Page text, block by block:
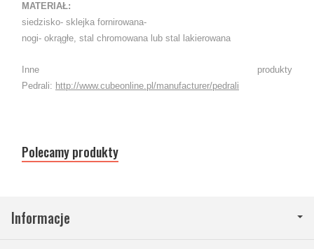
MATERIAŁ:
siedzisko- sklejka fornirowana-
nogi- okrągłe, stal chromowana lub stal lakierowana
Inne produkty
Pedrali: http://www.cubeonline.pl/manufacturer/pedrali
Polecamy produkty
Informacje